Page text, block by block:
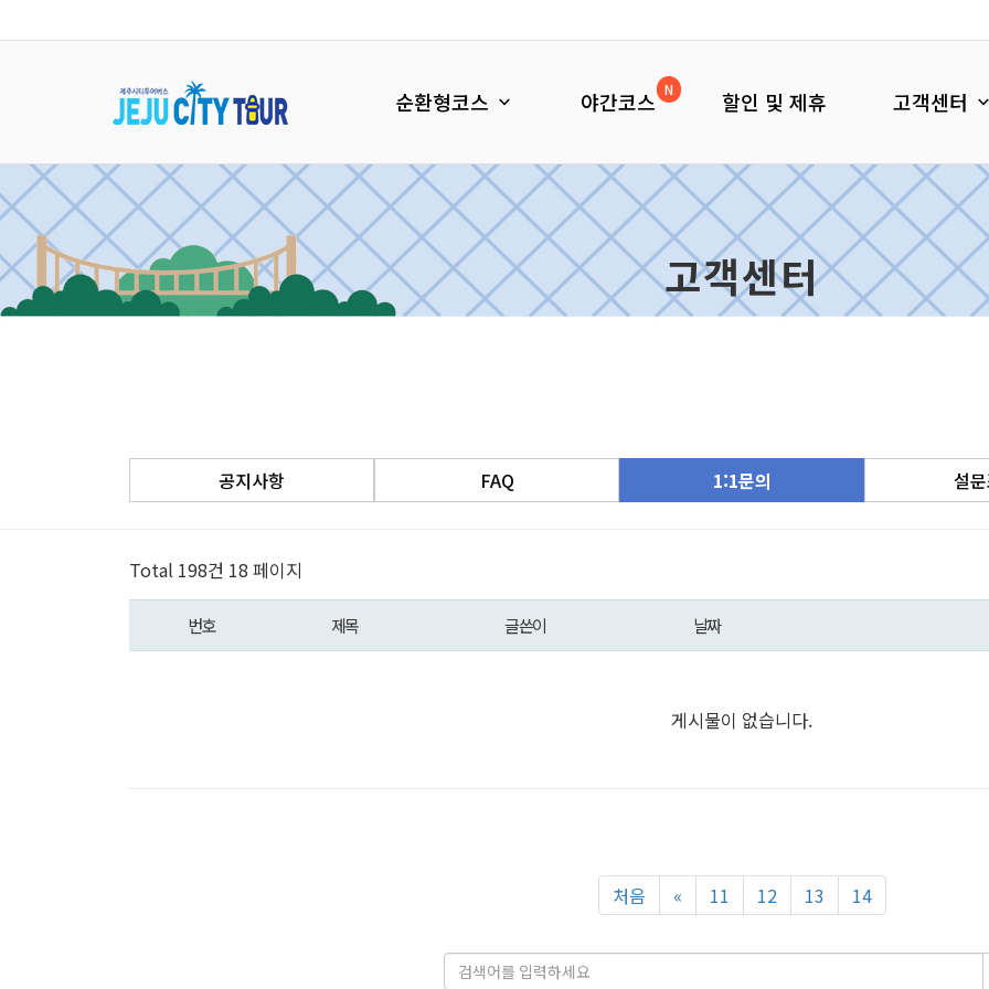
순환형코스 야간코스 N 할인 및 제휴 고객센터
고객센터
공지사항 FAQ 1:1문의 설
Total 198건 18 페이지
번호 제목 글쓴이 날짜
게시물이 없습니다.
처음 « 11 12 13 14